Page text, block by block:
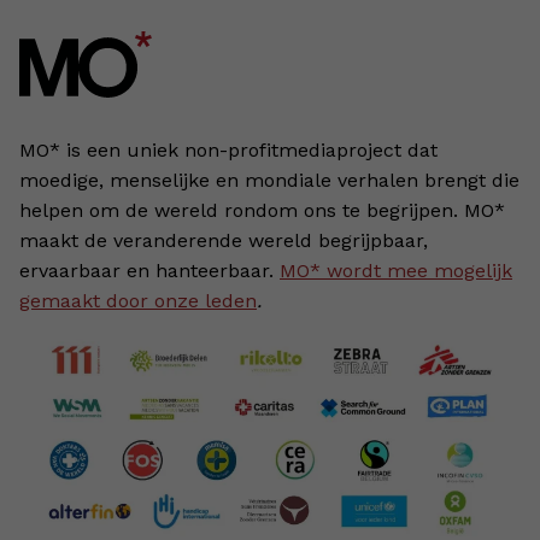
MO* is een uniek non-profitmediaproject dat
moedige, menselijke en mondiale verhalen brengt die
helpen om de wereld rondom ons te begrijpen. MO*
maakt de veranderende wereld begrijpbaar,
ervaarbaar en hanteerbaar. MO* wordt mee mogelijk
gemaakt door onze leden.